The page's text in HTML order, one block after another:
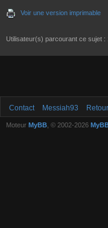
Voir une version imprimable
Utilisateur(s) parcourant ce sujet :
Contact Messiah93
Moteur MyBB , © 2002-2026